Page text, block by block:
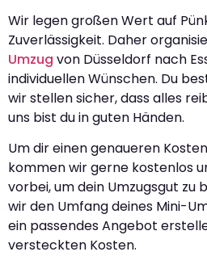
Wir legen großen Wert auf
Zuverlässigkeit. Daher
Umzug von Düsseldorf nach
individuellen Wünschen. Du
wir stellen sicher, dass alles
uns bist du in guten Händen.
Um dir einen genaueren
kommen wir gerne kostenlos
vorbei, um dein Umzugsgut zu
wir den Umfang deines Mini-
ein passendes Angebot
versteckten Kosten.